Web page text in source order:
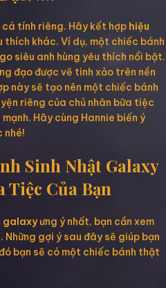
tính riêng. Hãy kết hợp hiệu
thích khác. Ví dụ, một chiếc bánh
siêu anh hùng yêu thích nổi bật.
đạo được vẽ tinh xảo trên nền
này sẽ tạo nên một chiếc bánh
riêng của chủ nhân bữa tiệc
Hãy cùng Hannie biến ý
nhé!
Sinh Nhật Galaxy
Tiệc Của Bạn
galaxyưng ý nhất, bạn cần xem
gợi ý sau đây sẽ giúp bạn
bạn sẽ có một chiếc bánh thật